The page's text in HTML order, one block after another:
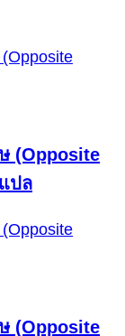
(Opposite
ปล
(Opposite